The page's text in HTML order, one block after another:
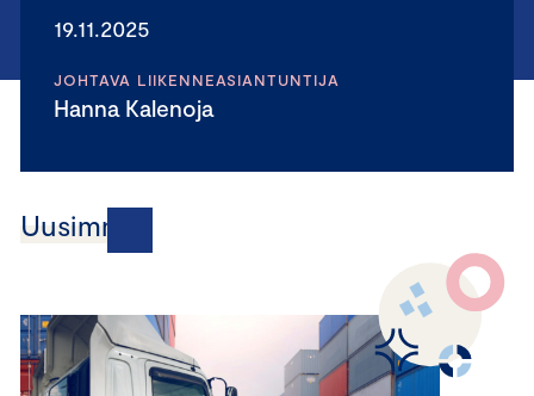
19.11.2025
JOHTAVA LIIKENNEASIANTUNTIJA
Hanna Kalenoja
Uusimmat